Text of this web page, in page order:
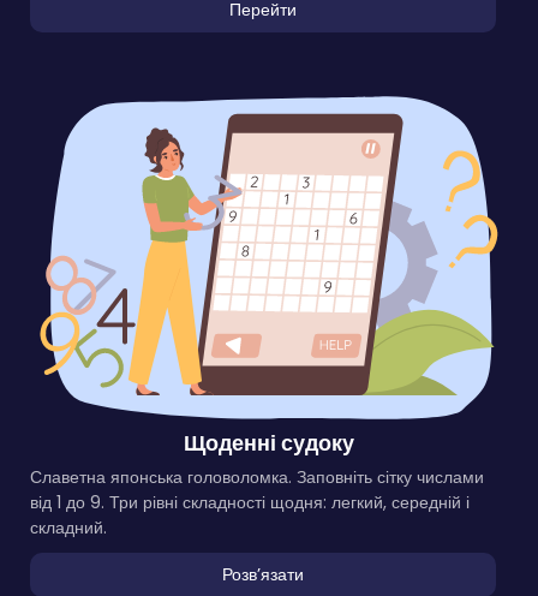
Перейти
Щоденні судоку
Славетна японська головоломка. Заповніть сітку числами
від 1 до 9. Три рівні складності щодня: легкий, середній і
складний.
Розвʼязати